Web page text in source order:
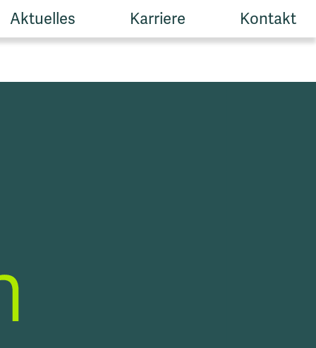
Aktuelles Karriere Kontakt